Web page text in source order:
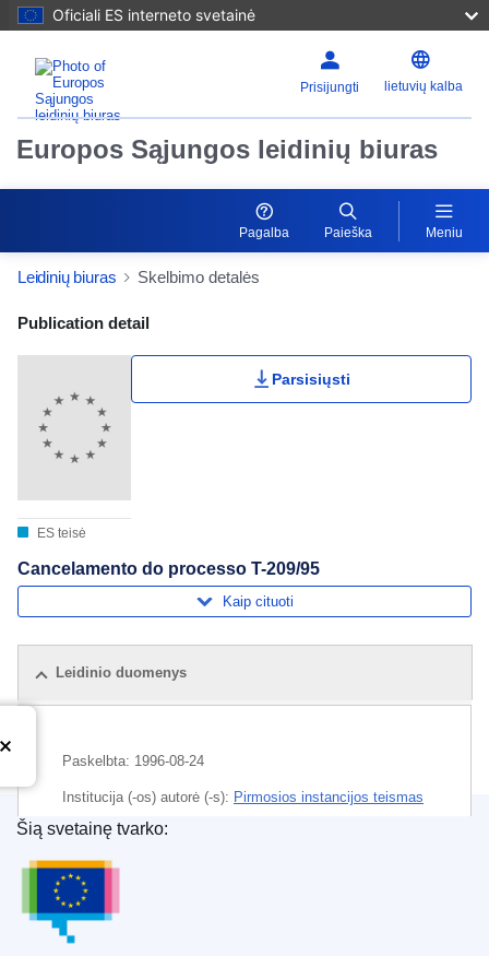
Oficiali ES interneto svetainė
Prisijungti lietuvių kalba
Europos Sąjungos leidinių biuras
Pagalba Paieška Meniu
Leidinių biuras Skelbimo detalės
Publication Detail Actions Portlet
Publication detail
ES teisė
Parsisiųsti
Cancelamento do processo T-209/95
Kaip cituoti
Leidinio duomenys
Paskelbta: 1996-08-24
Institucija (-os) autorė (-s): Pirmosios instancijos teismas
(Europos Sąjungos Teisingumo Teismas
CELEX : C1996/247/44
OJ : JOC_1996_247_R_0020_02
Europos Sąjungos leidinių biuras
Šią svetainę tvarko: